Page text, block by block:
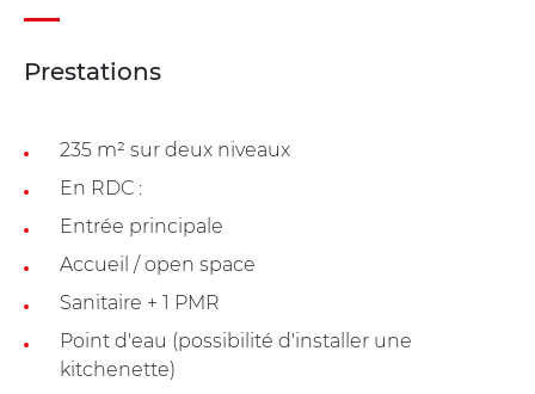
Prestations
235 m² sur deux niveaux
En RDC :
Entrée principale
Accueil / open space
Sanitaire + 1 PMR
Point d'eau (possibilité d'installer une
kitchenette)